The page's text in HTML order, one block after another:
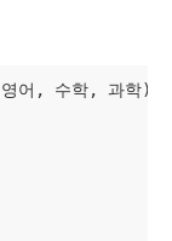
어, 수학, 과학) {